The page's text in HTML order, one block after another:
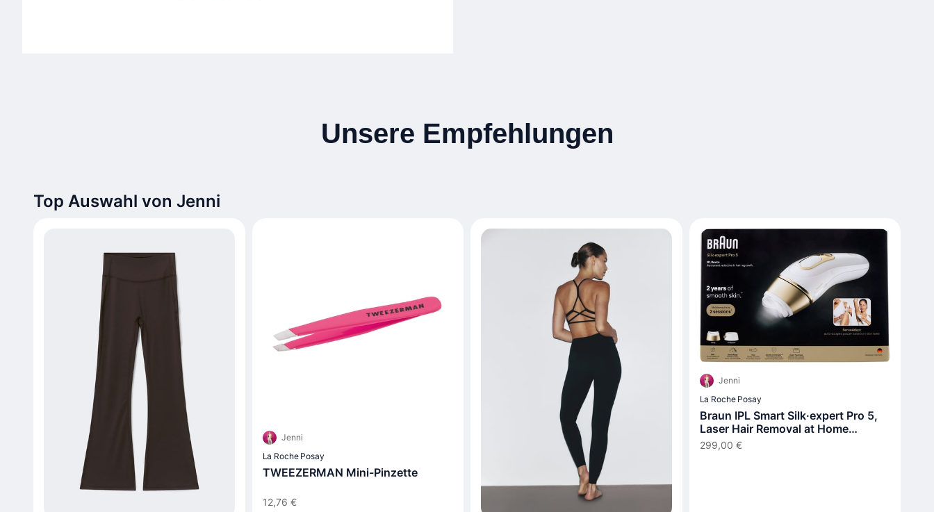
Unsere Empfehlungen
Top Auswahl von Jenni
Jenni
La Roche Posay
TWEEZERMAN Mini-Pinzette
12,76 €
Jenni
La Roche Posay
Braun IPL Smart Silk·expert Pro 5,
Laser Hair Removal at Home
PL5210
299,00 €